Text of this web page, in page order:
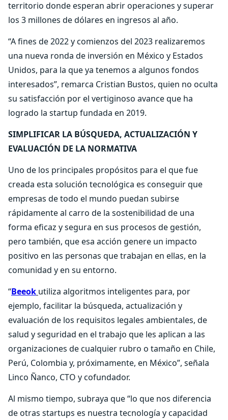
territorio donde esperan abrir operaciones y superar
los 3 millones de dólares en ingresos al año.
“A fines de 2022 y comienzos del 2023 realizaremos
una nueva ronda de inversión en México y Estados
Unidos, para la que ya tenemos a algunos fondos
interesados”, remarca Cristian Bustos, quien no oculta
su satisfacción por el vertiginoso avance que ha
logrado la startup fundada en 2019.
SIMPLIFICAR LA BÚSQUEDA, ACTUALIZACIÓN Y
EVALUACIÓN DE LA NORMATIVA
Uno de los principales propósitos para el que fue
creada esta solución tecnológica es conseguir que
empresas de todo el mundo puedan subirse
rápidamente al carro de la sostenibilidad de una
forma eficaz y segura en sus procesos de gestión,
pero también, que esa acción genere un impacto
positivo en las personas que trabajan en ellas, en la
comunidad y en su entorno.
“Beeok utiliza algoritmos inteligentes para, por
ejemplo, facilitar la búsqueda, actualización y
evaluación de los requisitos legales ambientales, de
salud y seguridad en el trabajo que les aplican a las
organizaciones de cualquier rubro o tamaño en Chile,
Perú, Colombia y, próximamente, en México”, señala
Linco Ñanco, CTO y cofundador.
Al mismo tiempo, subraya que “lo que nos diferencia
de otras startups es nuestra tecnología y capacidad